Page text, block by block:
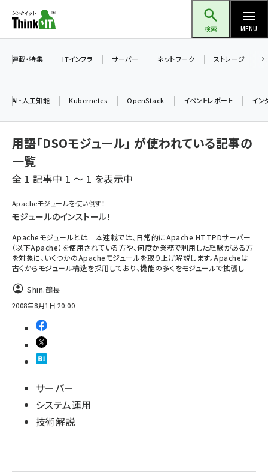
ン
ツ
検索 MENU
iot女子会 (2279)
北海道をのんびり旅する晴山佳須夫のヒント集！ (2034)
drupal (1955)
genai (1483)
abc123 (1358)
ai crunch (1353)
連載・特集 ITインフラ サーバー ネットワーク ストレージ
AI・人工知能 Kubernetes OpenStack イベントレポート イン
用語「DSOモジュール」 が使われている記事の
一覧
全 1 記事中 1 ～ 1 を表示中
Apacheモジュールを使い倒す！
モジュールのインストール！
Apacheモジュールとは 本連載では、日常的にApache HTTPDサーバー
（以下Apache）を使用されている方や、何度か業務で利用した経験がある方
を対象に、いくつかのApacheモジュールを取り上げ解説します。Apacheは
古くからモジュール構造を採用しており、機能の多くをモジュールで拡張し
Shin.鶴長
2008年8月1日 20:00
サーバー
システム運用
技術解説